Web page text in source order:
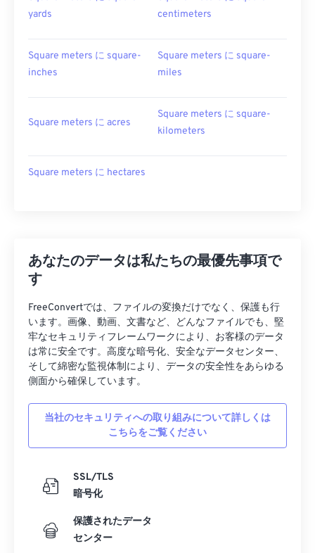
yards
centimeters
Square meters に square-
inches
Square meters に square-
miles
Square meters に acres
Square meters に square-
kilometers
Square meters に hectares
あなたのデータは私たちの最優先事項で
す
FreeConvertでは、ファイルの変換だけでなく、保護も行
います。画像、動画、文書など、どんなファイルでも、堅
牢なセキュリティフレームワークにより、お客様のデータ
は常に安全です。高度な暗号化、安全なデータセンター、
そして綿密な監視体制により、データの安全性をあらゆる
側面から確保しています。
当社のセキュリティへの取り組みについて詳しくは
こちらをご覧ください
SSL/TLS
暗号化
保護されたデータ
センター